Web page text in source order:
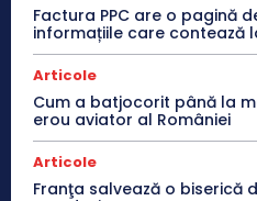
Factura PPC are o pagină
informațiile care contează
Articole
Cum a batjocorit până la
erou aviator al României
Articole
Franţa salvează o biserică